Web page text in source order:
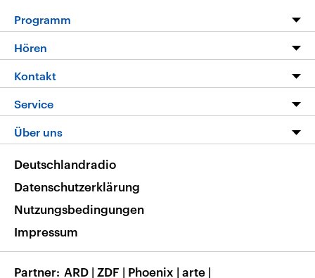
Programm
Programm
Die Nachrichten
Nachrichtenleicht
Neue Beiträge auf dlf.de
Hören
Livestream
Podcasts
Deutschlandfunk App
Nachrichten App
Frequenzen
Kontakt
Hörerservice
Service
FAQ
Veranstaltungen
Musikliste
RSS
Über uns
Barrierefreiheit
Deutschlandradio
Datenschutzerklärung
Nutzungsbedingungen
Impressum
Partner ARD | ZDF | Phoenix | arte |